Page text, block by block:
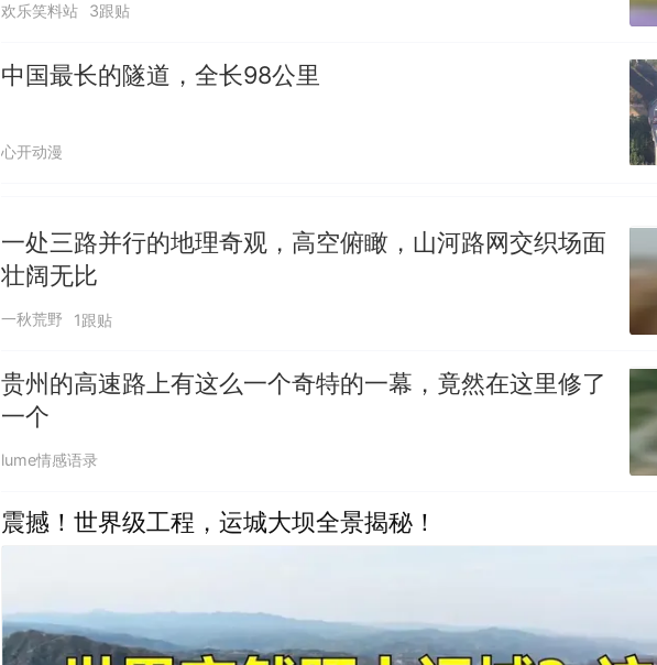
欢乐笑料站 3跟贴
中国最长的隧道，全长98公里
心开动漫
一处三路并行的地理奇观，高空俯瞰，山河路网交织场面
壮阔无比
一秋荒野 1跟贴
贵州的高速路上有这么一个奇特的一幕，竟然在这里修了
一个
lume情感语录
震撼！世界级工程，运城大坝全景揭秘！